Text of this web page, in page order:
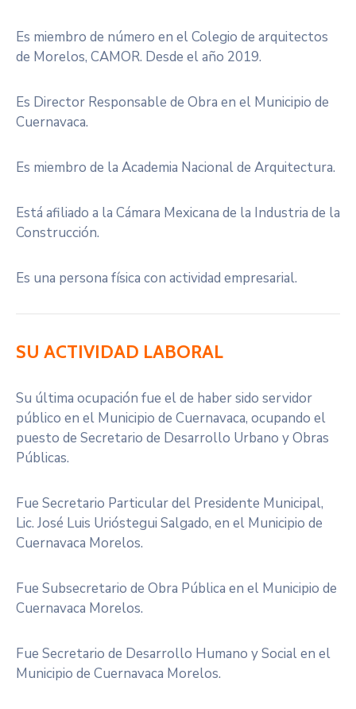
Es miembro de número en el Colegio de arquitectos
de Morelos, CAMOR. Desde el año 2019.
Es Director Responsable de Obra en el Municipio de
Cuernavaca.
Es miembro de la Academia Nacional de Arquitectura.
Está afiliado a la Cámara Mexicana de la Industria de la
Construcción.
Es una persona física con actividad empresarial.
SU ACTIVIDAD LABORAL
Su última ocupación fue el de haber sido servidor
público en el Municipio de Cuernavaca, ocupando el
puesto de Secretario de Desarrollo Urbano y Obras
Públicas.
Fue Secretario Particular del Presidente Municipal,
Lic. José Luis Urióstegui Salgado, en el Municipio de
Cuernavaca Morelos.
Fue Subsecretario de Obra Pública en el Municipio de
Cuernavaca Morelos.
Fue Secretario de Desarrollo Humano y Social en el
Municipio de Cuernavaca Morelos.